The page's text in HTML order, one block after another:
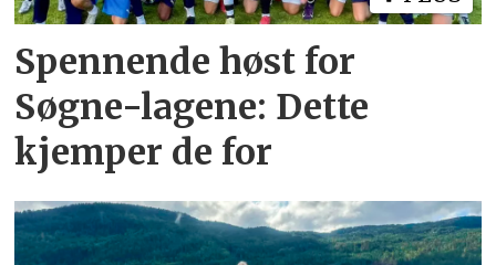
Spennende høst for
Søgne-lagene: Dette
kjemper de for